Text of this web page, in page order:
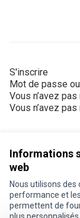
Informations
web
Nous utilisons
performance et
permettent de
S'inscrire
Mot de passe
Vous n’avez
Vous n’avez
Conditions
Paramètres des
Je participe ! sur X
Je participe !
Je